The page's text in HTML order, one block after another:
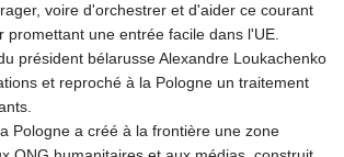
voire d'orchestrer et d'aider ce courant
promettant une entrée facile dans l'UE.
président bélarusse Alexandre Loukachenko
et reproché à la Pologne un traitement
Pologne a créé à la frontière une zone